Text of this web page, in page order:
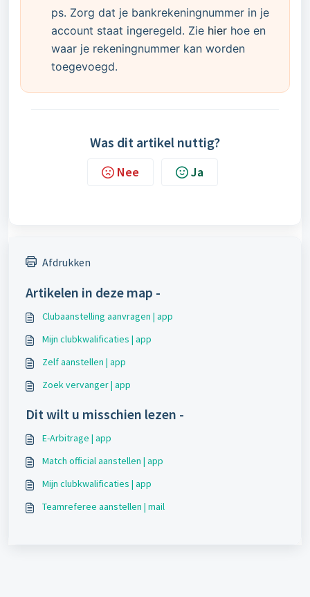
ps. Zorg dat je bankrekeningnummer in je
account staat ingeregeld. Zie hier hoe en
waar je rekeningnummer kan worden
toegevoegd.
Was dit artikel nuttig?
Nee Ja
Afdrukken
Artikelen in deze map -
Clubaanstelling aanvragen | app
Mijn clubkwalificaties | app
Zelf aanstellen | app
Zoek vervanger | app
Dit wilt u misschien lezen -
E-Arbitrage | app
Match official aanstellen | app
Mijn clubkwalificaties | app
Teamreferee aanstellen | mail